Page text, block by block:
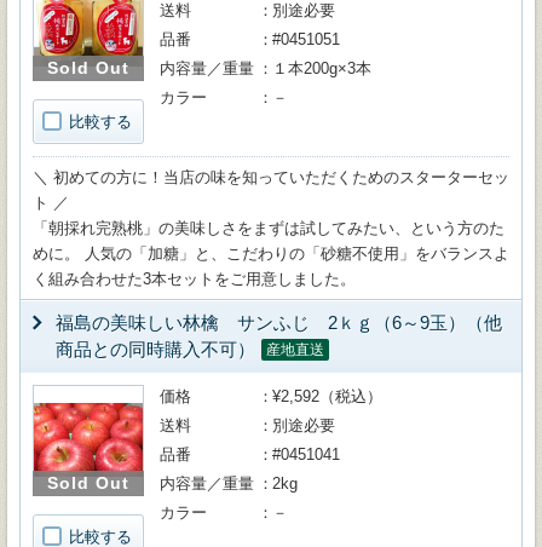
Sold Out
比較する
送料
別途必要
品番
#0451051
内容量／重量
１本200g×3本
カラー
－
＼ 初めての方に！当店の味を知っていただくためのスターターセッ
ト ／
「朝採れ完熟桃」の美味しさをまずは試してみたい、という方のた
めに。 人気の「加糖」と、こだわりの「砂糖不使用」をバランスよ
く組み合わせた3本セットをご用意しました。
福島の美味しい林檎 サンふじ 2ｋｇ（6～9玉）（他
商品との同時購入不可）
産地直送
Sold Out
比較する
価格
¥2,592（税込）
送料
別途必要
品番
#0451041
内容量／重量
2kg
カラー
－